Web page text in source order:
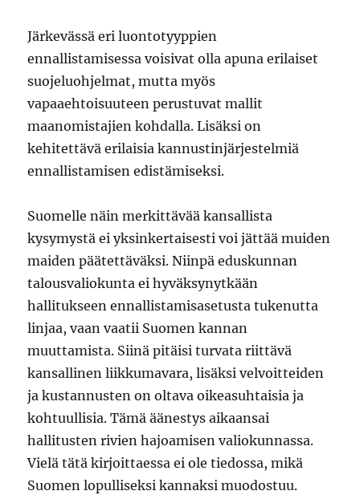
Järkevässä eri luontotyyppien
ennallistamisessa voisivat olla apuna erilaiset
suojeluohjelmat, mutta myös
vapaaehtoisuuteen perustuvat mallit
maanomistajien kohdalla. Lisäksi on
kehitettävä erilaisia kannustinjärjestelmiä
ennallistamisen edistämiseksi.
Suomelle näin merkittävää kansallista
kysymystä ei yksinkertaisesti voi jättää muiden
maiden päätettäväksi. Niinpä eduskunnan
talousvaliokunta ei hyväksynytkään
hallitukseen ennallistamisasetusta tukenutta
linjaa, vaan vaatii Suomen kannan
muuttamista. Siinä pitäisi turvata riittävä
kansallinen liikkumavara, lisäksi velvoitteiden
ja kustannusten on oltava oikeasuhtaisia ja
kohtuullisia. Tämä äänestys aikaansai
hallitusten rivien hajoamisen valiokunnassa.
Vielä tätä kirjoittaessa ei ole tiedossa, mikä
Suomen lopulliseksi kannaksi muodostuu.